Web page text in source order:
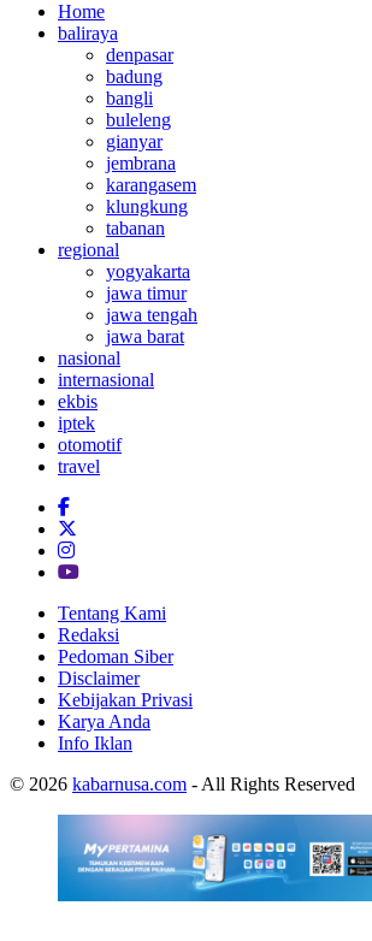
Home
baliraya
denpasar
badung
bangli
buleleng
gianyar
jembrana
karangasem
klungkung
tabanan
regional
yogyakarta
jawa timur
jawa tengah
jawa barat
nasional
internasional
ekbis
iptek
otomotif
travel
Tentang Kami
Redaksi
Pedoman Siber
Disclaimer
Kebijakan Privasi
Karya Anda
Info Iklan
© 2026 kabarnusa.com - All Rights Reserved